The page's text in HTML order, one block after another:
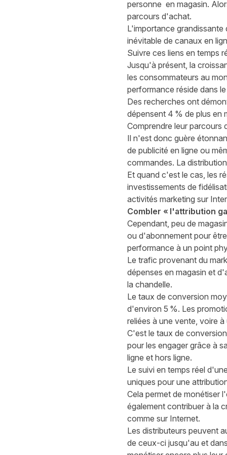
personne en magasin.
parcours d'achat.
L'importance grandissante
inévitable de canaux en
Suivre ces liens en temps
Jusqu'à présent, la
les consommateurs au
performance réside dans
Des recherches ont
dépensent 4 % de plus en
Comprendre leur parcours
Il n'est donc guère
de publicité en ligne ou
commandes. La
Et quand c'est le cas, les
investissements de
activités marketing sur
Combler « l'attribution
Cependant, peu de
ou d'abonnement pour
performance à un point
Le trafic provenant du
dépenses en magasin et
la chandelle.
Le taux de conversion
d'environ 5 %. Les
reliées à une vente, voire
C'est le taux de
pour les engager grâce à
ligne et hors ligne.
Le suivi en temps réel
uniques pour une
Cela permet de monétiser
également contribuer à la
comme sur Internet.
Les distributeurs peuvent
de ceux-ci jusqu'au et